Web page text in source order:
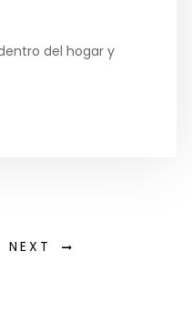
del hogar y
NEXT